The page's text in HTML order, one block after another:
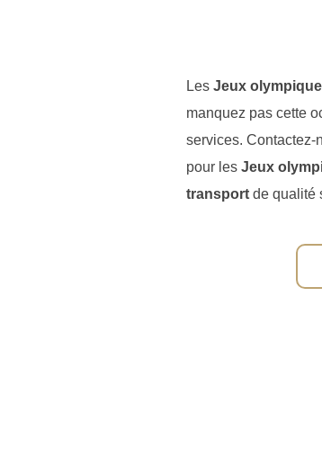
Les Jeux
manquez pas cette
services. Contactez-
pour les Jeux
transport de qualité